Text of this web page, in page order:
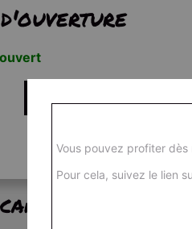
Vous pouvez profiter dès
Pour cela, suivez le lien